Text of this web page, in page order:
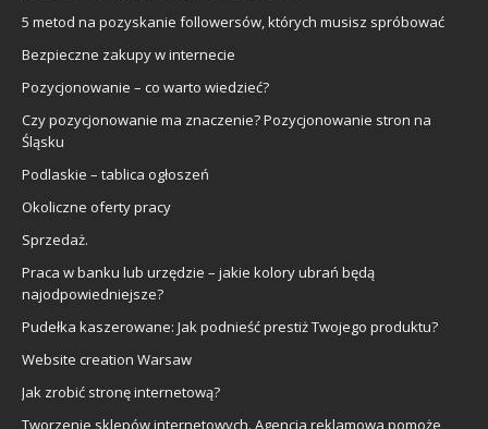
5 metod na pozyskanie followersów, których musisz spróbować
Bezpieczne zakupy w internecie
Pozycjonowanie – co warto wiedzieć?
Czy pozycjonowanie ma znaczenie? Pozycjonowanie stron na
Śląsku
Podlaskie – tablica ogłoszeń
Okoliczne oferty pracy
Sprzedaż.
Praca w banku lub urzędzie – jakie kolory ubrań będą
najodpowiedniejsze?
Pudełka kaszerowane: Jak podnieść prestiż Twojego produktu?
Website creation Warsaw
Jak zrobić stronę internetową?
Tworzenie sklepów internetowych. Agencja reklamowa pomoże